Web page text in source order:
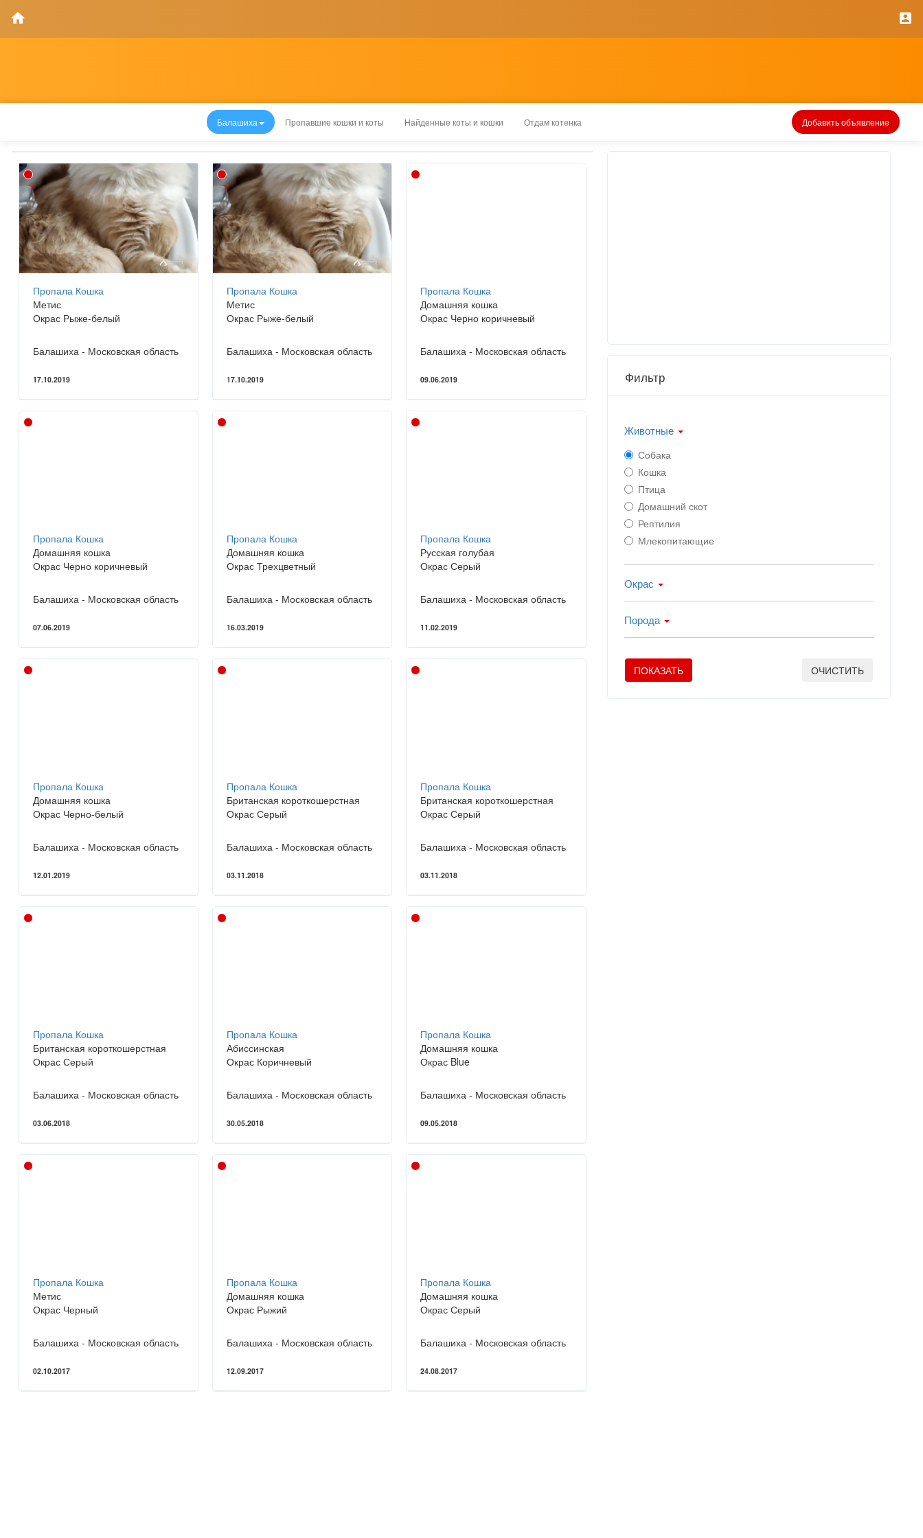
Балашиха Пропавшие кошки и коты Найденные коты и кошки Отдам котенка Добавить объявление
Пропала Кошка
Метис
Окрас Рыже-белый
Балашиха - Московская область
17.10.2019
Пропала Кошка
Метис
Окрас Рыже-белый
Балашиха - Московская область
17.10.2019
Пропала Кошка
Домашняя кошка
Окрас Черно коричневый
Балашиха - Московская область
09.06.2019
Пропала Кошка
Домашняя кошка
Окрас Черно коричневый
Балашиха - Московская область
07.06.2019
Пропала Кошка
Домашняя кошка
Окрас Трехцветный
Балашиха - Московская область
16.03.2019
Пропала Кошка
Русская голубая
Окрас Серый
Балашиха - Московская область
11.02.2019
Пропала Кошка
Домашняя кошка
Окрас Черно-белый
Балашиха - Московская область
12.01.2019
Пропала Кошка
Британская короткошерстная
Окрас Серый
Балашиха - Московская область
03.11.2018
Пропала Кошка
Британская короткошерстная
Окрас Серый
Балашиха - Московская область
03.11.2018
Пропала Кошка
Британская короткошерстная
Окрас Серый
Балашиха - Московская область
03.06.2018
Пропала Кошка
Абиссинская
Окрас Коричневый
Балашиха - Московская область
30.05.2018
Пропала Кошка
Домашняя кошка
Окрас Blue
Балашиха - Московская область
09.05.2018
Пропала Кошка
Метис
Окрас Черный
Балашиха - Московская область
02.10.2017
Пропала Кошка
Домашняя кошка
Окрас Рыжий
Балашиха - Московская область
12.09.2017
Пропала Кошка
Домашняя кошка
Окрас Серый
Балашиха - Московская область
24.08.2017
Фильтр
Животные
Собака
Кошка
Птица
Домашний скот
Рептилия
Млекопитающие
Окрас
Порода
ПОКАЗАТЬ ОЧИСТИТЬ